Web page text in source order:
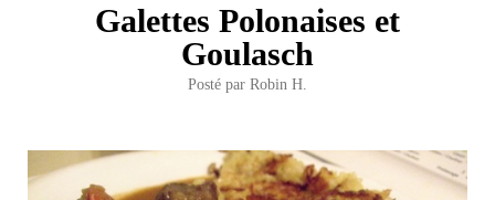
Galettes Polonaises et
Goulasch
Posté par Robin H.